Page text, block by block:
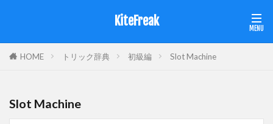
KiteFreak
HOME トリック辞典 初級編 Slot Machine
Slot Machine